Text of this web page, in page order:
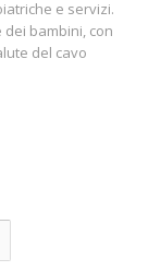
e servizi.
bambini, con
del cavo